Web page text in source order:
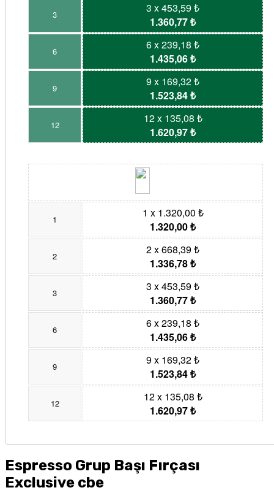
3
3 x 453,59 ₺
1.360,77 ₺
6
6 x 239,18 ₺
1.435,06 ₺
9
9 x 169,32 ₺
1.523,84 ₺
12
12 x 135,08 ₺
1.620,97 ₺
1
1 x 1.320,00 ₺
1.320,00 ₺
2
2 x 668,39 ₺
1.336,78 ₺
3
3 x 453,59 ₺
1.360,77 ₺
6
6 x 239,18 ₺
1.435,06 ₺
9
9 x 169,32 ₺
1.523,84 ₺
12
12 x 135,08 ₺
1.620,97 ₺
Espresso Grup Başı Fırçası
Exclusive cbe